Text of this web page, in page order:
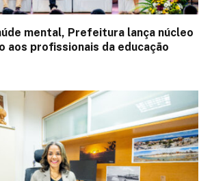
mental, Prefeitura lança núcleo
aos profissionais da educação